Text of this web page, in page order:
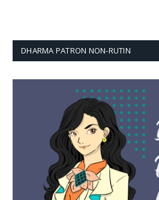
DHARMA PATRON NON-RUTIN